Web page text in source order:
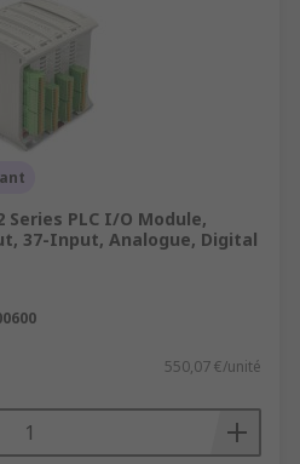
Series PLC I/O Module,
37-Input, Analogue, Digital
550,07 €/unité